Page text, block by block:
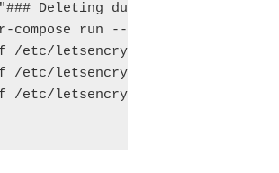
Deleting dummy certificate
compose run --rm --entrypoint "\
/etc/letsencrypt/live/$domains
/etc/letsencrypt/archive/
/etc/letsencrypt/renewal/